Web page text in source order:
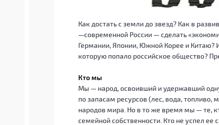
Как достать с земли до звезд? Как в
—современной России — сделать
Германии, Японии, Южной Корее и Китаю?
которую попало российское общество?
Кто мы
Мы — народ, освоивший и удержавший
по запасам ресурсов (лес, вода,
народов мира. Но в то же время мы — те,
семейной собственности. Кто не успел